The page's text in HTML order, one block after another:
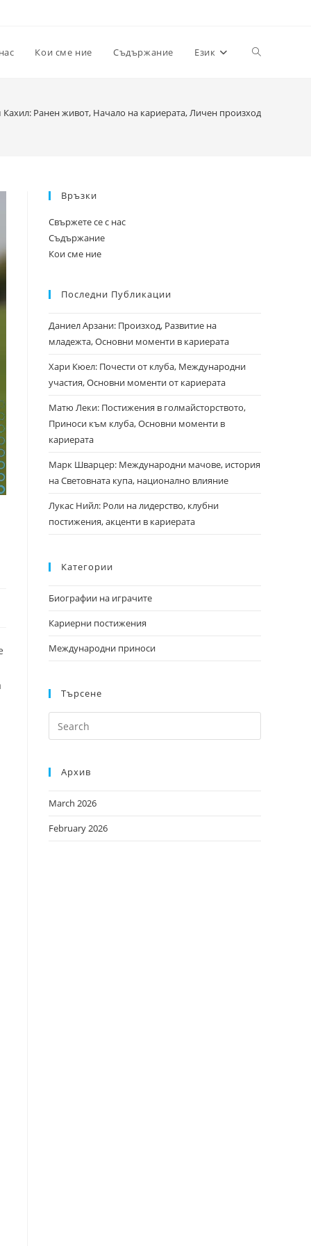
Кои сме ние Съдържание Език Toggle
Ранен живот, Начало на кариерата, Личен произход
Връзки
Свържете се с нас
Съдържание
Кои сме ние
Последни Публикации
Даниел Арзани: Произход, Развитие на
младежта, Основни моменти в кариерата
Хари Кюел: Почести от клуба, Международни
участия, Основни моменти от кариерата
Матю Леки: Постижения в голмайсторството,
Приноси към клуба, Основни моменти в
кариерата
Марк Шварцер: Международни мачове, история
на Световната купа, национално влияние
Лукас Нийл: Роли на лидерство, клубни
постижения, акценти в кариерата
Категории
Биографии на играчите
Кариерни постижения
Международни приноси
Търсене
Архив
March 2026
February 2026